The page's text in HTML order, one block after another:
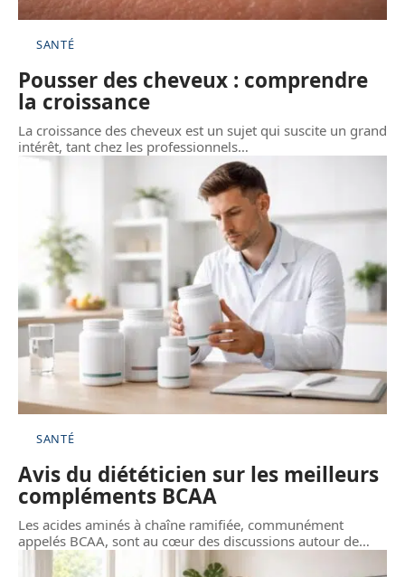
SANTÉ
Pousser des cheveux : comprendre
la croissance
La croissance des cheveux est un sujet qui suscite un grand
intérêt, tant chez les professionnels…
SANTÉ
Avis du diététicien sur les meilleurs
compléments BCAA
Les acides aminés à chaîne ramifiée, communément
appelés BCAA, sont au cœur des discussions autour de…